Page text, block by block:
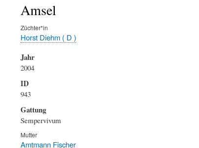
Amsel
Züchter*in
Horst Diehm ( D )
Jahr
2004
ID
943
Gattung
Sempervivum
Mutter
Amtmann Fischer